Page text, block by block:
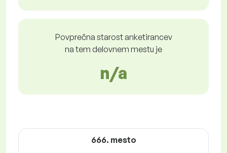
Povprečna starost anketirancev
na tem delovnem mestu je
n/a
666. mesto